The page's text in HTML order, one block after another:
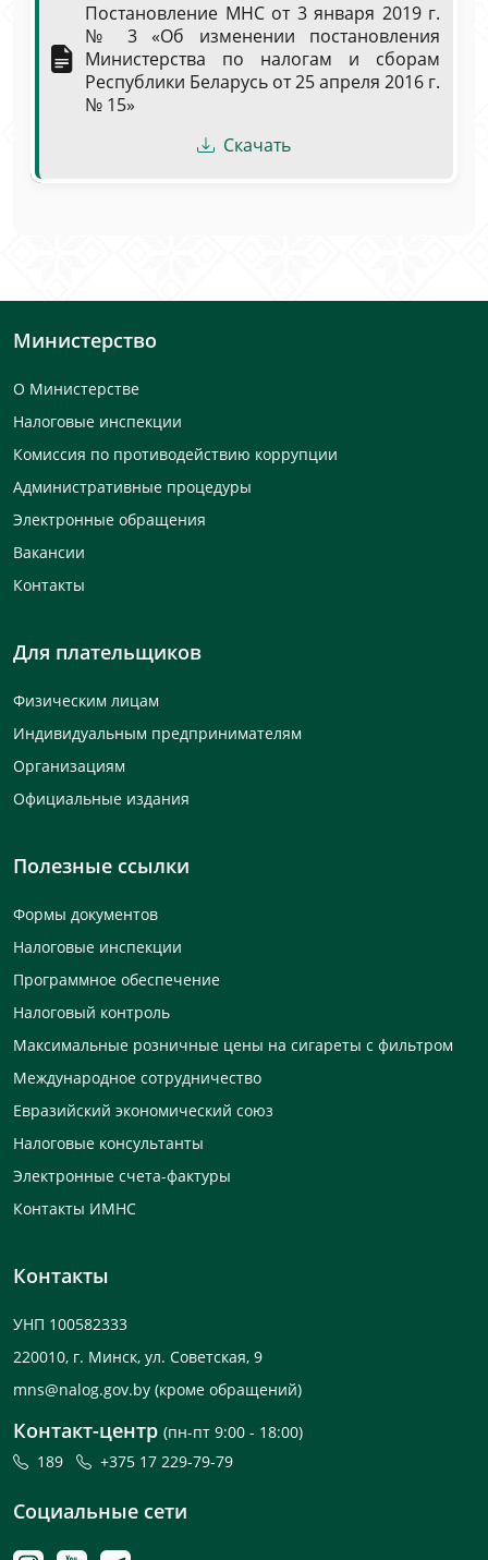
Постановление МНС от 3 января 2019 г.
№ 3 «Об изменении постановления
Министерства по налогам и сборам
Республики Беларусь от 25 апреля 2016 г.
№ 15»
Скачать
Министерство
О Министерстве
Налоговые инспекции
Комиссия по противодействию коррупции
Административные процедуры
Электронные обращения
Вакансии
Контакты
Для плательщиков
Физическим лицам
Индивидуальным предпринимателям
Организациям
Официальные издания
Полезные ссылки
Формы документов
Налоговые инспекции
Программное обеспечение
Налоговый контроль
Максимальные розничные цены на сигареты с фильтром
Международное сотрудничество
Евразийский экономический союз
Налоговые консультанты
Электронные счета-фактуры
Контакты ИМНС
Контакты
УНП 100582333
220010, г. Минск, ул. Советская, 9
mns@nalog.gov.by (кроме обращений)
Контакт-центр (пн-пт 9:00 - 18:00)
189
+375 17 229-79-79
Социальные сети